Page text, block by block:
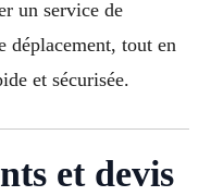
un service de
déplacement, tout en
et sécurisée.
et devis